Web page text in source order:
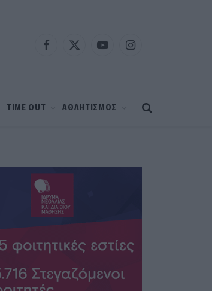
Facebook
X
YouTubeInstagram
TIME OUT ΑΘΛΗΤΙΣΜΟΣ